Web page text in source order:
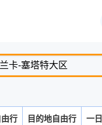
由行 目的地自由行 一